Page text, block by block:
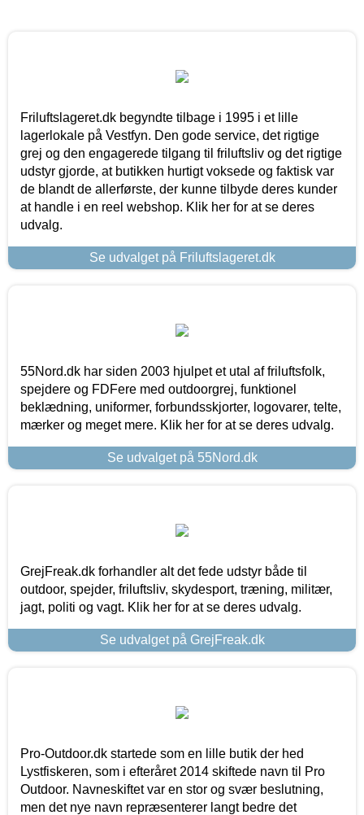
Friluftslageret.dk begyndte tilbage i 1995 i et lille
lagerlokale på Vestfyn. Den gode service, det rigtige
grej og den engagerede tilgang til friluftsliv og det rigtige
udstyr gjorde, at butikken hurtigt voksede og faktisk var
de blandt de allerførste, der kunne tilbyde deres kunder
at handle i en reel webshop. Klik her for at se deres
udvalg.
Se udvalget på Friluftslageret.dk
55Nord.dk har siden 2003 hjulpet et utal af friluftsfolk,
spejdere og FDFere med outdoorgrej, funktionel
beklædning, uniformer, forbundsskjorter, logovarer, telte,
mærker og meget mere. Klik her for at se deres udvalg.
Se udvalget på 55Nord.dk
GrejFreak.dk forhandler alt det fede udstyr både til
outdoor, spejder, friluftsliv, skydesport, træning, militær,
jagt, politi og vagt. Klik her for at se deres udvalg.
Se udvalget på GrejFreak.dk
Pro-Outdoor.dk startede som en lille butik der hed
Lystfiskeren, som i efteråret 2014 skiftede navn til Pro
Outdoor. Navneskiftet var en stor og svær beslutning,
men det nye navn repræsenterer langt bedre det